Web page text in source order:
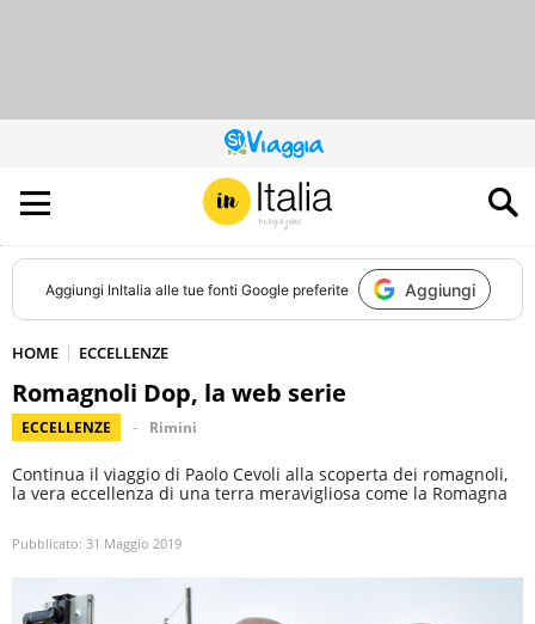
QUESTO
SITO
CONTRIBUISCE
ALL’AUDIENCE
DI
Aggiungi InItalia alle tue fonti Google preferite Aggiungi
HOME ECCELLENZE
Romagnoli Dop, la web serie
ECCELLENZE Rimini
Continua il viaggio di Paolo Cevoli alla scoperta dei romagnoli,
la vera eccellenza di una terra meravigliosa come la Romagna
Pubblicato: 31 Maggio 2019